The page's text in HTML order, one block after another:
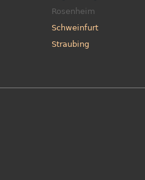
Rosenheim
Schweinfurt
Straubing